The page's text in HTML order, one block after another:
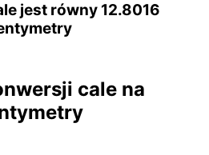
jest równy 12.8016
cale na